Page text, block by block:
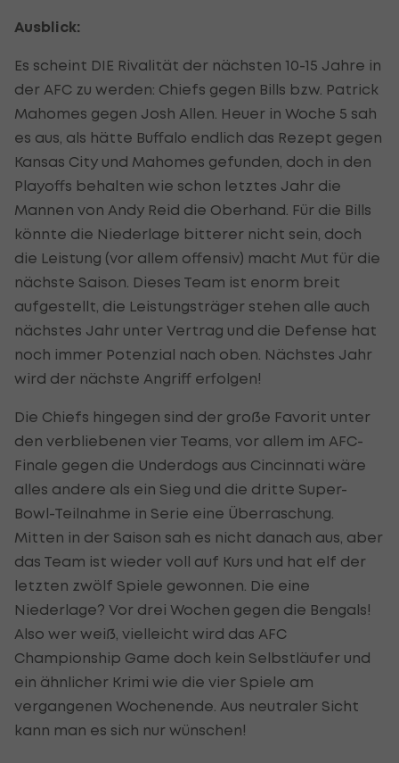
Ausblick:
Es scheint DIE Rivalität der nächsten 10-15 Jahre in
der AFC zu werden: Chiefs gegen Bills bzw. Patrick
Mahomes gegen Josh Allen. Heuer in Woche 5 sah
es aus, als hätte Buffalo endlich das Rezept gegen
Kansas City und Mahomes gefunden, doch in den
Playoffs behalten wie schon letztes Jahr die
Mannen von Andy Reid die Oberhand. Für die Bills
könnte die Niederlage bitterer nicht sein, doch
die Leistung (vor allem offensiv) macht Mut für die
nächste Saison. Dieses Team ist enorm breit
aufgestellt, die Leistungsträger stehen alle auch
nächstes Jahr unter Vertrag und die Defense hat
noch immer Potenzial nach oben. Nächstes Jahr
wird der nächste Angriff erfolgen!
Die Chiefs hingegen sind der große Favorit unter
den verbliebenen vier Teams, vor allem im AFC-
Finale gegen die Underdogs aus Cincinnati wäre
alles andere als ein Sieg und die dritte Super-
Bowl-Teilnahme in Serie eine Überraschung.
Mitten in der Saison sah es nicht danach aus, aber
das Team ist wieder voll auf Kurs und hat elf der
letzten zwölf Spiele gewonnen. Die eine
Niederlage? Vor drei Wochen gegen die Bengals!
Also wer weiß, vielleicht wird das AFC
Championship Game doch kein Selbstläufer und
ein ähnlicher Krimi wie die vier Spiele am
vergangenen Wochenende. Aus neutraler Sicht
kann man es sich nur wünschen!